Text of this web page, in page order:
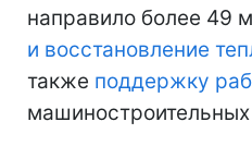
направило более 49
и восстановление
также поддержку
машиностроительных